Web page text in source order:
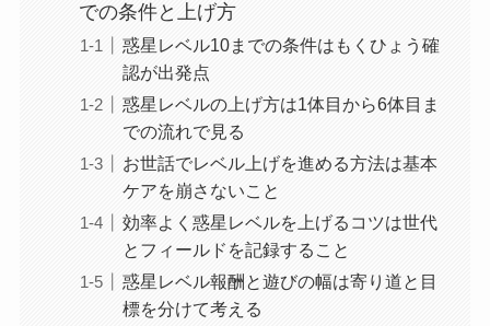
での条件と上げ方
惑星レベル10までの条件はもくひょう確
認が出発点
惑星レベルの上げ方は1体目から6体目ま
での流れで見る
お世話でレベル上げを進める方法は基本
ケアを崩さないこと
効率よく惑星レベルを上げるコツは世代
とフィールドを記録すること
惑星レベル報酬と遊びの幅は寄り道と目
標を分けて考える